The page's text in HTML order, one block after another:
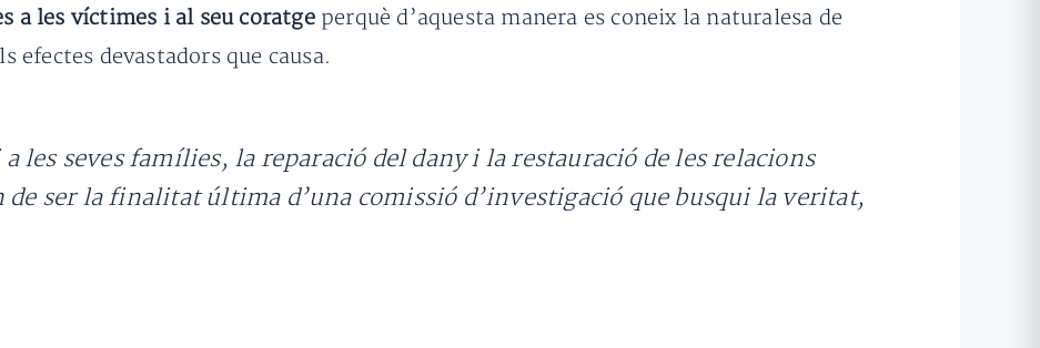
a les víctimes i al seu coratgeperquè d’aquesta manera es coneix la naturalesa de
efectes devastadors que causa.
les seves famílies, la reparació del dany i la restauració de les relacions
de ser la finalitat última d’una comissió d’investigació que busqui la veritat,